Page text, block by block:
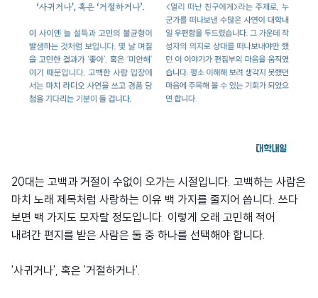
20대는 고백과 거절이 수없이 오가는 시절입니다. 고백하는 사람은
마치 노래 제목처럼 사랑하는 이유 백 가지를 줄지어 씁니다. 쓰다
보면 백 가지도 모자랄 정도입니다. 이렇게 오래 고민해 적어
내려간 편지를 받은 사람은 둘 중 하나를 선택해야 합니다.
'사귀거나', 혹은 '거절하거나'.